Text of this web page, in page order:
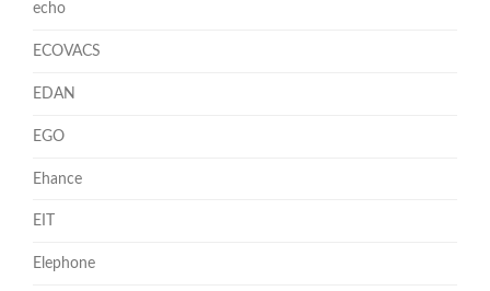
echo
ECOVACS
EDAN
EGO
Ehance
EIT
Elephone